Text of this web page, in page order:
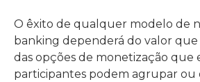
O êxito de qualquer modelo de
banking dependerá do valor
das opções de monetização que
participantes podem agrupar ou